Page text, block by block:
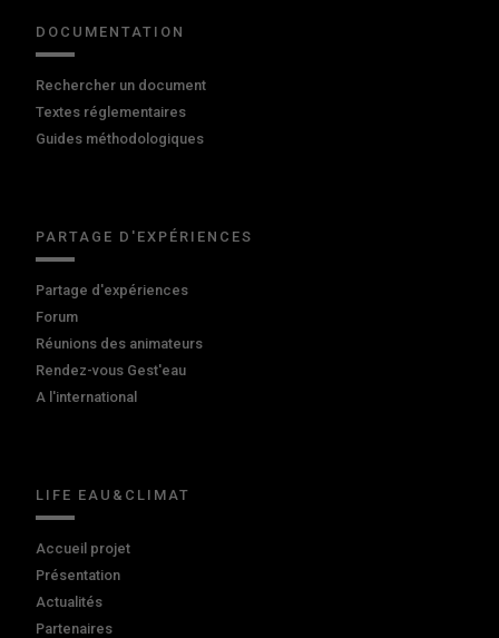
DOCUMENTATION
Rechercher un document
Textes réglementaires
Guides méthodologiques
PARTAGE D'EXPÉRIENCES
Partage d'expériences
Forum
Réunions des animateurs
Rendez-vous Gest'eau
A l'international
LIFE EAU&CLIMAT
Accueil projet
Présentation
Actualités
Partenaires